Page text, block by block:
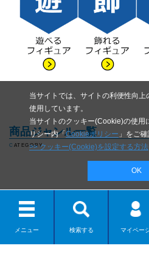
商品ジャンル一覧
CATEGORY
メニュー 検索する マイペー
当サイトでは、サイトの利便性向
使用しています。
当サイトのクッキー(Cookie)の使用
リシー内「Cookieポリシー 」をご
>> クッキー(Cookie)を設定する方法
OK